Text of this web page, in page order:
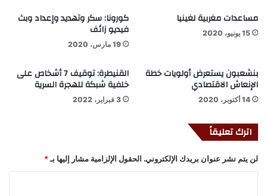
مساعدات مغربية لغينيا
15 يونيو، 2020
كورونا: سكر وتهديد وإعداد وبث
فيديو زائف
19 مارس، 2020
بنشعبون يستعرض أولويات خطة
الإنعاش الاقتصادي
14 أكتوبر، 2020
القنيطرة: توقيف 7 أشخاص على
خلفية شبكة للهجرة السرية
3 فبراير، 2022
اترك تعليقاً
لن يتم نشر عنوان بريدك الإلكتروني. الحقول الإلزامية مشار إليها بـ *